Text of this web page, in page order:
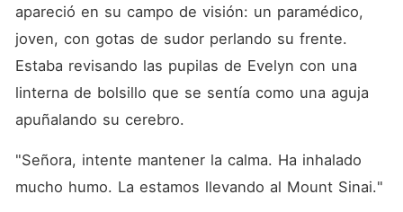
cocina" y me acusó de ser
descuidada, sin siquiera
preguntar por mis
quemaduras de segundo
grado. Cuando le entregué
los papeles de divorcio, se
rió en mi cara y los rompió
esa arrogancia de siempre y
dijo: "No puedes sobrevivir
sin mí. No tienes carrera, ni
apareció en su campo de visión: un paramédico,
joven, con gotas de sudor perlando su frente.
Estaba revisando las pupilas de Evelyn con una
linterna de bolsillo que se sentía como una aguja
apuñalando su cerebro.
"Señora, intente mantener la calma. Ha inhalado
mucho humo. La estamos llevando al Mount Sinai."